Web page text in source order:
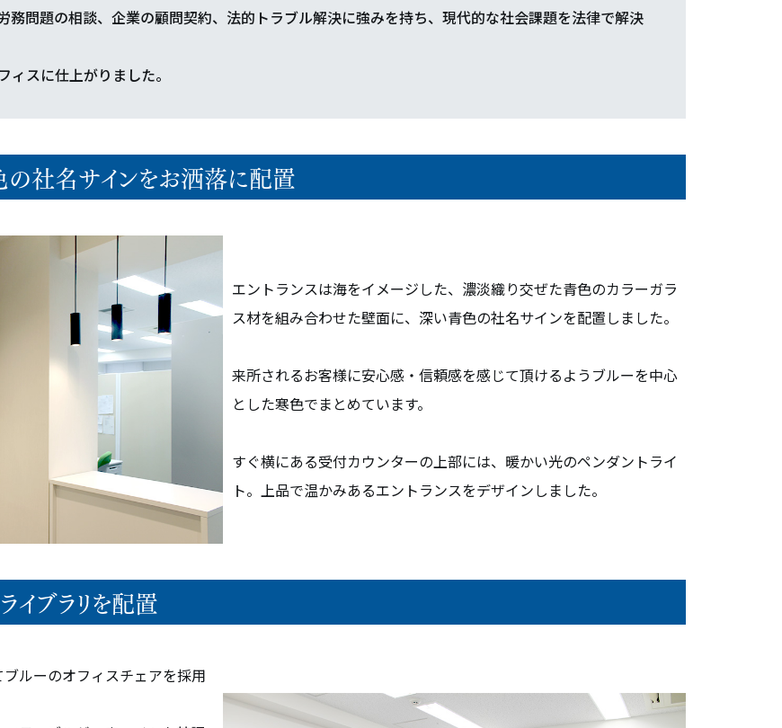
務問題の相談、企業の顧問契約、法的トラブル解決に強みを持ち、現代的な社会課題を法律で解決
スに仕上がりました。
の社名サインをお洒落に配置
エントランスは海をイメージした、濃淡織り交ぜた青色のカラーガラ
ス材を組み合わせた壁面に、深い青色の社名サインを配置しました。
来所されるお客様に安心感・信頼感を感じて頂けるようブルーを中心
とした寒色でまとめています。
すぐ横にある受付カウンターの上部には、暖かい光のペンダントライ
ト。上品で温かみあるエントランスをデザインしました。
イブラリを配置
ルーのオフィスチェアを採用